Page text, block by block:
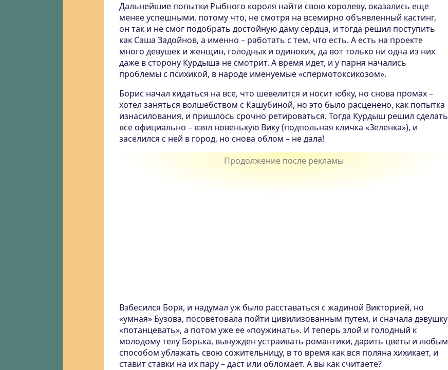
Дальнейшие попытки Рыбного короля найти свою королеву, оказались еще
менее успешными, потому что, не смотря на всемирно объявленный кастинг,
он так и не смог подобрать достойную даму сердца, и тогда решил поступить
как Саша Задойнов, а именно – работать с тем, что есть. А есть на проекте
много девушек и женщин, голодных и одиноких, да вот только ни одна из них
даже в сторону Курдыша не смотрит. А время идет, и у парня начались
проблемы с психикой, в народе именуемые «спермотоксикозом».
Борис начал кидаться на все, что шевелится и носит юбку, но снова промах –
хотел заняться волшебством с Кашубиной, но это было расценено, как попытка
изнасилования, и пришлось срочно ретироваться. Тогда Курдыш решил сделать
все официально – взял новенькую Вику (подпольная кличка «Зеленка»), и
заселился с ней в город, но снова облом – не дала!
Взбесился Боря, и надумал уж было расставаться с жадиной Викторией, но
«умная» Бузова, посоветовала пойти цивилизованным путем, и сначала дэвушку
«потанцевать», а потом уже ее «поужинать». И теперь злой и голодный к
молодому телу Борька, вынужден устраивать романтики, дарить цветы и любым
способом ублажать свою сожительницу, в то время как вся поляна хихикает, и
ставит ставки на их пару – даст или обломает. А вы как считаете?